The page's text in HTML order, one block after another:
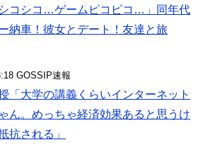
コシコ…ゲームピコピコ…」同年代
納車！彼女とデート！友達と旅
GOSSIP速報
「大学の講義くらいインターネット
ん。めっちゃ経済効果あると思うけ
抗される」